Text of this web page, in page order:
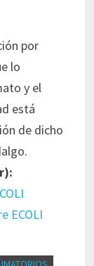
por
lo
y el
está
de dicho
ECOLI